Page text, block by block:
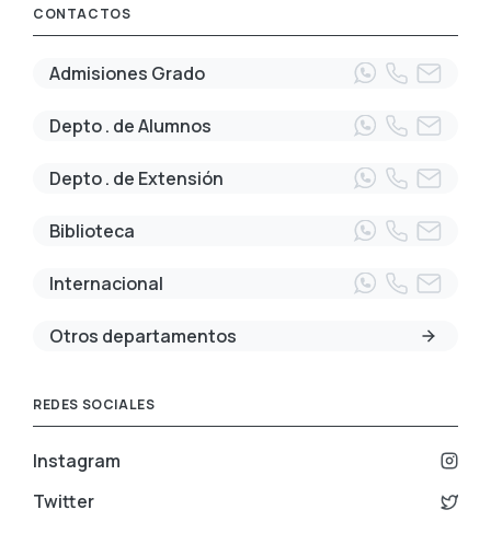
CONTACTOS
Admisiones Grado
Depto . de Alumnos
Depto . de Extensión
Biblioteca
Internacional
Otros departamentos
REDES SOCIALES
Instagram
Twitter